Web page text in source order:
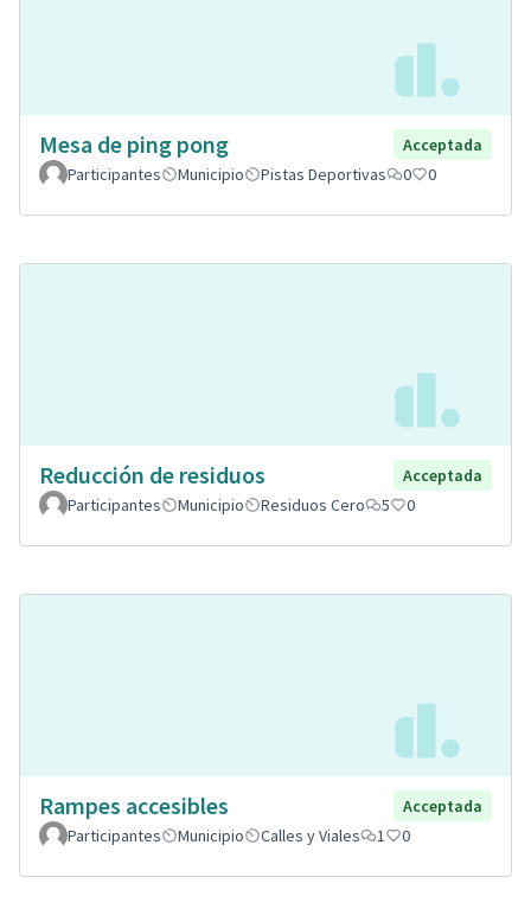
Mesa de ping pong
Acceptada
Participantes
Municipio Pistas Deportivas 0 0
Reducción de residuos
Acceptada
Participantes
Municipio Residuos Cero 5 0
Rampes accesibles
Acceptada
Participantes
Municipio Calles y Viales 1 0